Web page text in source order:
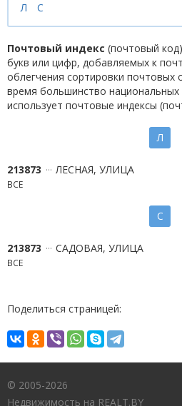
Л С
Почтовый индекс (почтовый
букв или цифр, добавляемых к
облегчения сортировки почтовых
время большинство
использует почтовые индексы
Л
213873 ЛЕСНАЯ, УЛИЦА
ВСЕ
С
213873 САДОВАЯ, УЛИЦА
ВСЕ
Поделиться страницей:
© 2005-2026
Недвижимость на REALT.BY